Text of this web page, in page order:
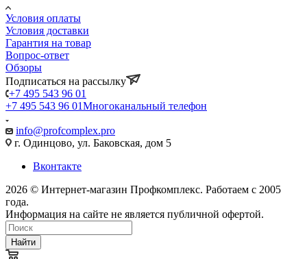
Условия оплаты
Условия доставки
Гарантия на товар
Вопрос-ответ
Обзоры
Подписаться на рассылку
+7 495 543 96 01
+7 495 543 96 01Многоканальный телефон
info@profcomplex.pro
г. Одинцово, ул. Баковская, дом 5
Вконтакте
2026 © Интернет-магазин Профкомплекс. Работаем с 2005
года.
Информация на сайте не является публичной офертой.
Найти